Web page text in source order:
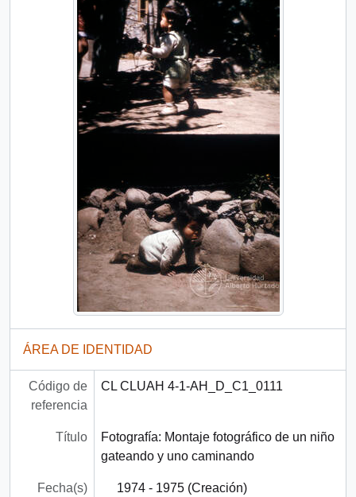
ÁREA DE IDENTIDAD
Código de
referencia
CL CLUAH 4-1-AH_D_C1_0111
Título
Fotografía: Montaje fotográfico de un niño
gateando y uno caminando
Fecha(s) 1974 - 1975 (Creación)